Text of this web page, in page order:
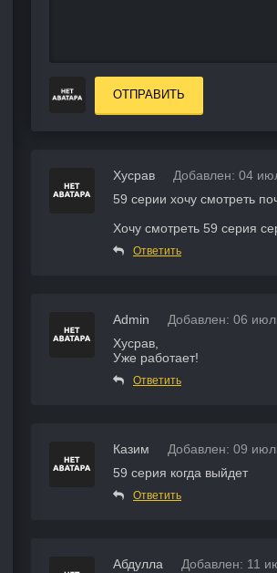
ОТПРАВИТЬ
Хусрав Добавлен: 04
59 серии хочу смотреть
Хочу смотреть 59 серия
Ответить
Admin Добавлен: 06
Хусрав,
Уже работает!
Ответить
Казим Добавлен: 09
59 серия когда выйдет
Ответить
Абдулла Добавлен: 11